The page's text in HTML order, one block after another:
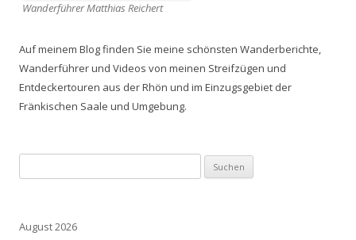
Wanderführer Matthias Reichert
Auf meinem Blog finden Sie meine schönsten Wanderberichte,
Wanderführer und Videos von meinen Streifzügen und
Entdeckertouren aus der Rhön und im Einzugsgebiet der
Fränkischen Saale und Umgebung.
nach:
August 2026